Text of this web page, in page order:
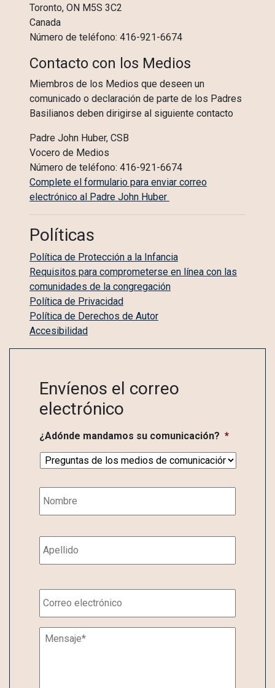
Toronto, ON M5S 3C2
Canada
Número de teléfono: 416-921-6674
Contacto con los Medios
Miembros de los Medios que deseen un
comunicado o declaración de parte de los Padres
Basilianos deben dirigirse al siguiente contacto
Padre John Huber, CSB
Vocero de Medios
Número de teléfono: 416-921-6674
Complete el formulario para enviar correo
electrónico al Padre John Huber
Políticas
Política de Protección a la Infancia
Requisitos para comprometerse en línea con las
comunidades de la congregación
Política de Privacidad
Política de Derechos de Autor
Accesibilidad
Envíenos el correo
electrónico
¿Adónde mandamos su comunicación? *
Name First
Last
Email *
Mensaje *